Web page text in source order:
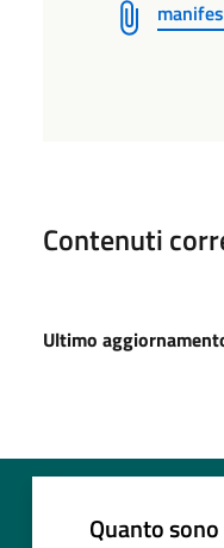
Contenuti
Ultimo
Quanto